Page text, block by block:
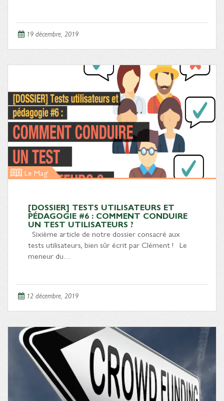
19 décembre, 2019
Le Mag'
[DOSSIER] TESTS UTILISATEURS ET
PÉDAGOGIE #6 : COMMENT CONDUIRE
UN TEST UTILISATEURS ?
Sixième article de notre dossier consacré aux
tests utilisateurs, bien sûr écrit par Clément ! Le
meneur du…
12 décembre, 2019